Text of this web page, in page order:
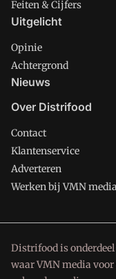
Feiten & Cijfers
Uitgelicht
Opinie
Achtergrond
Nieuws
Over Distrifood
Contact
Klantenservice
Adverteren
Werken bij VMN media
Distrifood is
waar VMN media